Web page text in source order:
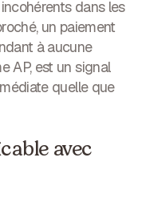
dans les
un paiement
à aucune
AP, est un signal
quelle que
avec